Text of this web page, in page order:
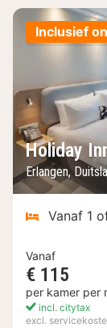
Inclusief
Holiday
Erlangen,
Vanaf 1
Vanaf
€ 115
per kamer per
incl. citytax
excl.